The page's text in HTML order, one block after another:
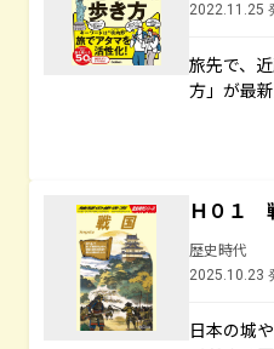
2022.11.25
旅先で、
方」が最
Ｈ０１
歴史時代
2025.10.23
日本の城